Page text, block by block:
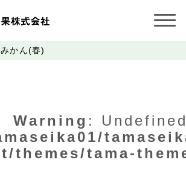
みかん(春)
Warning :
themes/tama-